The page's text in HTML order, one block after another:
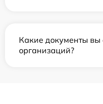
Какие документы вы
организаций?